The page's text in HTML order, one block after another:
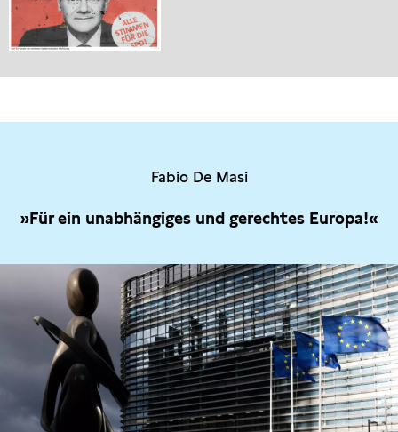
Fabio De Masi
»Für ein unabhängiges und gerechtes Europa!«